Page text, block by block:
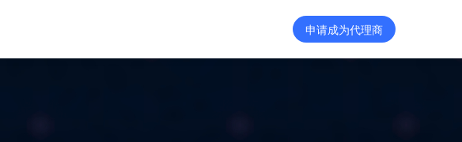
申请成为代理商